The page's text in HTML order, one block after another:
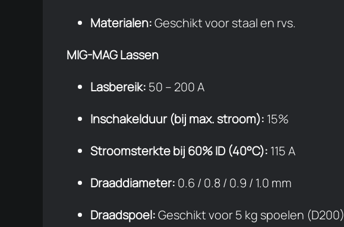
Materialen:Geschikt voor staal en rvs.
MIG-MAG Lassen
Lasbereik: 50 – 200 A
Inschakelduur (bij max. stroom): 15%
Stroomsterkte bij 60% ID (40°C): 115 A
Draaddiameter: 0.6 / 0.8 / 0.9 / 1.0 mm
Draadspoel:Geschikt voor 5 kg spoelen (D200)